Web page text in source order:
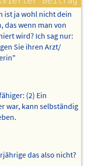
ist ja wohl nicht dein
das wenn man von
wird? Ich sag nur:
Sie ihren Arzt/
(2) Ein
war, kann selbständig
das also nicht?